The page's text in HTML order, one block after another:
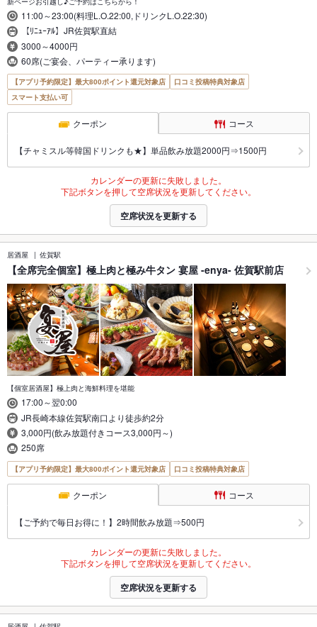
11:00～23:00(料理L.O.22:00,ドリンクL.O.22:30)
【ﾘﾆｭｰｱﾙ】JR佐賀駅直結
3000～4000円
60席(ご宴会、パーティー承ります)
【アプリ予約限定】最大800ポイント還元対象店
口コミ投稿特典対象店
スマート支払い可
クーポン コース
【チャミスル等韓国ドリンクも★】単品飲み放題2000円⇒1500円
カレンダーの更新に失敗しました。
下記ボタンを押して空席状況を更新してください。
空席状況を更新する
居酒屋 佐賀駅
【全席完全個室】極上肉と極み牛タン 宴屋 -enya- 佐賀駅前店
【個室居酒屋】極上肉と海鮮料理を堪能
17:00～翌0:00
JR長崎本線佐賀駅南口より徒歩約2分
3,000円(飲み放題付きコース3,000円～)
250席
【アプリ予約限定】最大800ポイント還元対象店 口コミ投稿特典対象店
クーポン コース
【ご予約で毎日お得に！】2時間飲み放題⇒500円
カレンダーの更新に失敗しました。
下記ボタンを押して空席状況を更新してください。
空席状況を更新する